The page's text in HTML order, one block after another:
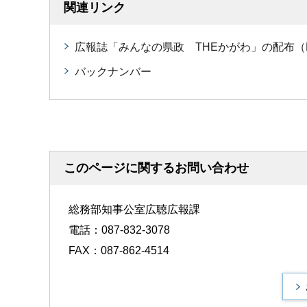
関連リンク
広報誌「みんなの県政 THEかがわ」の配布（
バックナンバー
このページに関するお問い合わせ
総務部知事公室広聴広報課
電話：087-832-3078
FAX：087-862-4514